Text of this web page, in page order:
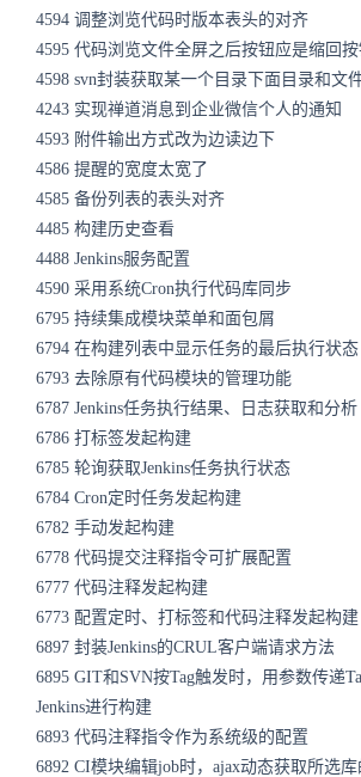
4594 调整浏览代码时版本表头的对齐
4595 代码浏览文件全屏之后按钮应是缩回按
4598 svn封装获取某一个目录下面目录和文
4243 实现禅道消息到企业微信个人的通知
4593 附件输出方式改为边读边下
4586 提醒的宽度太宽了
4585 备份列表的表头对齐
4485 构建历史查看
4488 Jenkins服务配置
4590 采用系统Cron执行代码库同步
6795 持续集成模块菜单和面包屑
6794 在构建列表中显示任务的最后执行状态
6793 去除原有代码模块的管理功能
6787 Jenkins任务执行结果、日志获取和分析
6786 打标签发起构建
6785 轮询获取Jenkins任务执行状态
6784 Cron定时任务发起构建
6782 手动发起构建
6778 代码提交注释指令可扩展配置
6777 代码注释发起构建
6773 配置定时、打标签和代码注释发起构建
6897 封装Jenkins的CRUL客户端请求方法
6895 GIT和SVN按Tag触发时，用参数传递
Jenkins进行构建
6893 代码注释指令作为系统级的配置
6892 CI模块编辑job时，ajax动态获取所选库